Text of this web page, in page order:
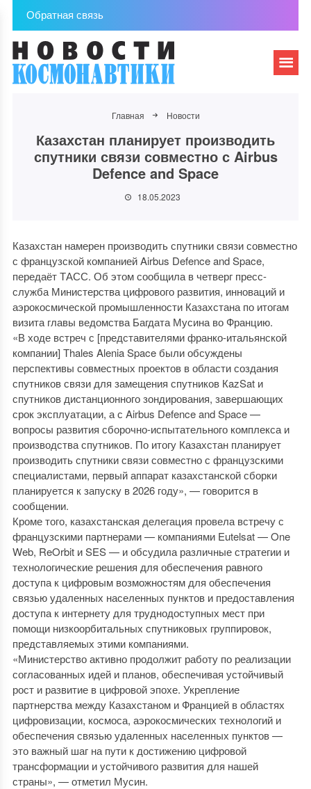
Обратная связь
Главная Новости
Казахстан планирует производить
спутники связи совместно с Airbus
Defence and Space
18.05.2023
Казахстан намерен производить спутники связи совместно
с французской компанией Airbus Defence and Space,
передаёт ТАСС. Об этом сообщила в четверг пресс-
служба Министерства цифрового развития, инноваций и
аэрокосмической промышленности Казахстана по итогам
визита главы ведомства Багдата Мусина во Францию.
«В ходе встреч с [представителями франко-итальянской
компании] Тhales Alenia Space были обсуждены
перспективы совместных проектов в области создания
спутников связи для замещения спутников КazSat и
спутников дистанционного зондирования, завершающих
срок эксплуатации, а с Airbus Defence and Space —
вопросы развития сборочно-испытательного комплекса и
производства спутников. По итогу Казахстан планирует
производить спутники связи совместно с французскими
специалистами, первый аппарат казахстанской сборки
планируется к запуску в 2026 году», — говорится в
сообщении.
Кроме того, казахстанская делегация провела встречу с
французскими партнерами — компаниями Eutelsat — One
Web, ReOrbit и SES — и обсудила различные стратегии и
технологические решения для обеспечения равного
доступа к цифровым возможностям для обеспечения
связью удаленных населенных пунктов и предоставления
доступа к интернету для труднодоступных мест при
помощи низкоорбитальных спутниковых группировок,
представляемых этими компаниями.
«Министерство активно продолжит работу по реализации
согласованных идей и планов, обеспечивая устойчивый
рост и развитие в цифровой эпохе. Укрепление
партнерства между Казахстаном и Францией в областях
цифровизации, космоса, аэрокосмических технологий и
обеспечения связью удаленных населенных пунктов —
это важный шаг на пути к достижению цифровой
трансформации и устойчивого развития для нашей
страны», — отметил Мусин.